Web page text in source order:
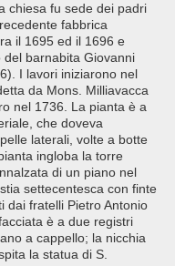
chiesa fu sede dei padri
fabbrica
il 1695 ed il 1696 e
barnabita Giovanni
I lavori iniziarono nel
da Mons. Milliavacca
nel 1736. La pianta è a
che doveva
laterali, volte a botte
ingloba la torre
di un piano nel
settecentesca con finte
dai fratelli Pietro Antonio
è a due registri
a cappello; la nicchia
la statua di S.